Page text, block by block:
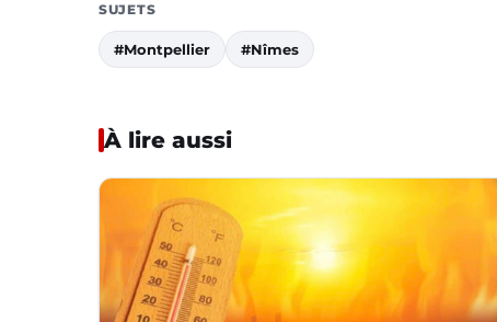
SUJETS
#Montpellier #Nîmes
À lire aussi